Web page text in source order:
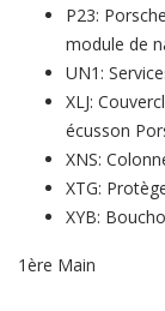
P23:
module de
UN1:
XLJ:
écusson
XNS:
XTG:
XYB:
1ère Main